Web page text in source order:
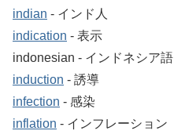
indian ‐ インド人
indication ‐ 表示
indonesian ‐ インドネシア語
induction ‐ 誘導
infection ‐ 感染
inflation ‐ インフレーション